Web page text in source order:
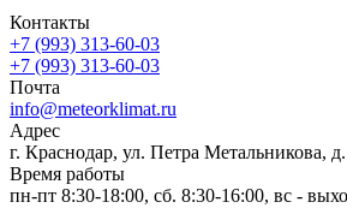
Контакты
+7 (993) 313-60-03
+7 (993) 313-60-03
Почта
info@meteorklimat.ru
Адрес
г. Краснодар, ул. Петра Метальникова,
Время работы
пн-пт 8:30-18:00, сб. 8:30-16:00, вс -